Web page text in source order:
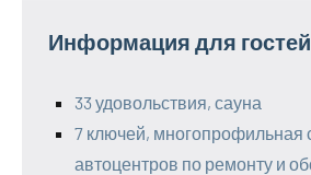
Информация для гостей
33 удовольствия, сауна
7 ключей, многопрофильная
автоцентров по ремонту и